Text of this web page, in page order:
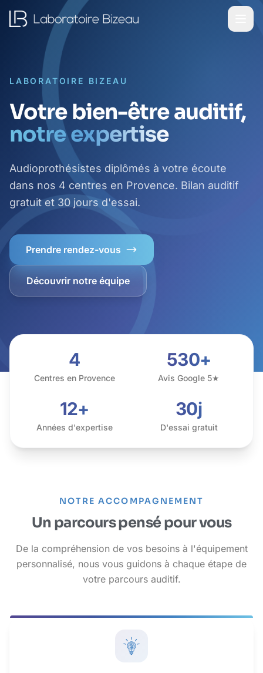
LABORATOIRE BIZEAU
Votre bien-être auditif,
notre expertise
Audioprothésistes diplômés à votre écoute
dans nos 4 centres en Provence. Bilan auditif
gratuit et 30 jours d'essai.
Prendre rendez-vous
Découvrir notre équipe
4
Centres en Provence
530+
Avis Google 5★
12+
Années d'expertise
30j
D'essai gratuit
NOTRE ACCOMPAGNEMENT
Un parcours pensé pour vous
De la compréhension de vos besoins à l'équipement
personnalisé, nous vous guidons à chaque étape de
votre parcours auditif.